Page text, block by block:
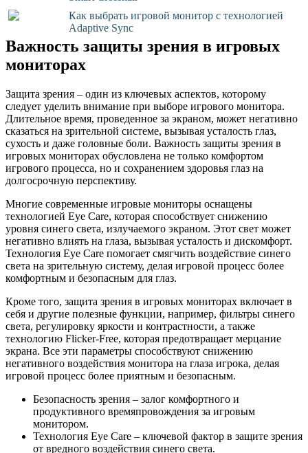
Как выбрать игровой монитор с технологией
Adaptive Sync
Важность защиты зрения в игровых
мониторах
Защита зрения – один из ключевых аспектов, которому
следует уделить внимание при выборе игрового монитора.
Длительное время, проведенное за экраном, может негативно
сказаться на зрительной системе, вызывая усталость глаз,
сухость и даже головные боли. Важность защиты зрения в
игровых мониторах обусловлена не только комфортом
игрового процесса, но и сохранением здоровья глаз на
долгосрочную перспективу.
Многие современные игровые мониторы оснащены
технологией Eye Care, которая способствует снижению
уровня синего света, излучаемого экраном. Этот свет может
негативно влиять на глаза, вызывая усталость и дискомфорт.
Технология Eye Care помогает смягчить воздействие синего
света на зрительную систему, делая игровой процесс более
комфортным и безопасным для глаз.
Кроме того, защита зрения в игровых мониторах включает в
себя и другие полезные функции, например, фильтры синего
света, регулировку яркости и контрастности, а также
технологию Flicker-Free, которая предотвращает мерцание
экрана. Все эти параметры способствуют снижению
негативного воздействия монитора на глаза игрока, делая
игровой процесс более приятным и безопасным.
Безопасность зрения – залог комфортного и
продуктивного времяпровождения за игровым
монитором.
Технология Eye Care – ключевой фактор в защите зрения
от вредного воздействия синего света.